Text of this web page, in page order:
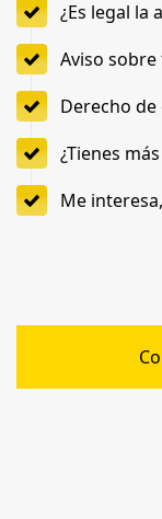
¿Es legal la
Aviso
Derecho
¿Tienes
Me